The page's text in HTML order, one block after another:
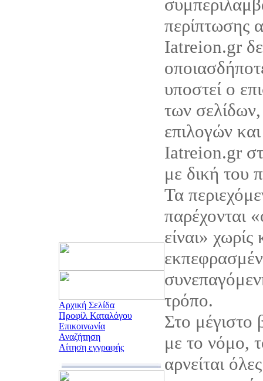
Αρχική Σελίδα
Προφίλ Καταλόγου
Επικοινωνία
Αναζήτηση
Αίτηση εγγραφής
περίπτωσης
Iatreion.gr
υποστεί ο
των
επιλογών
Iatreion.gr
με δική του
Τα
παρέχονται
είναι»
τρόπο.
Στο
με το νόμο,
αρνείται